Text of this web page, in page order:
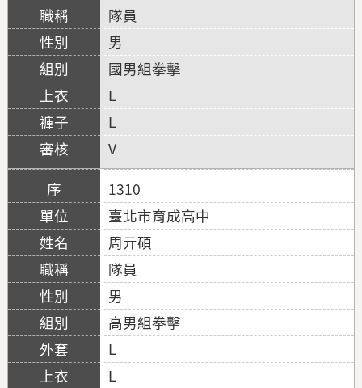
隊員
男
國男組拳擊
L
L
V
1310
臺北市育成高中
周亓碩
隊員
男
高男組拳擊
L
L